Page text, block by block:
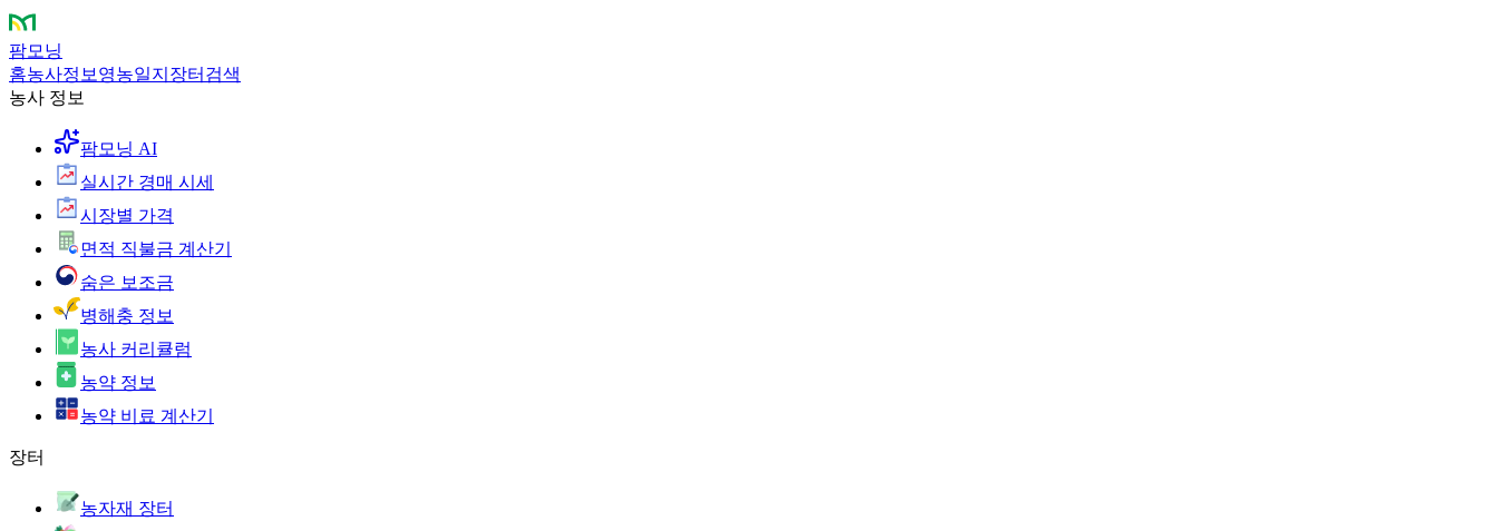
팜모닝
홈농사정보 영농일지 장터 검색
농사 정보
팜모닝 AI
실시간 경매 시세
시장별 가격
면적 직불금 계산기
숨은 보조금
병해충 정보
농사 커리큘럼
농약 정보
농약 비료 계산기
장터
농자재 장터